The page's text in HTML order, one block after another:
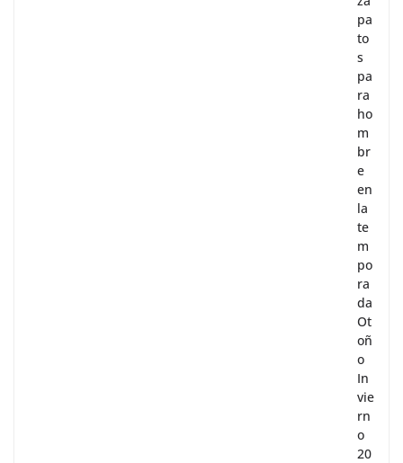
pa
to
s
pa
ra
ho
m
br
e
en
la
te
m
po
ra
da
Ot
oñ
o
In
vie
rn
o
20